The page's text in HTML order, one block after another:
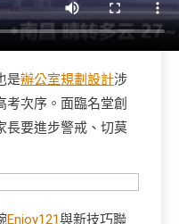
是辦公室規劃設計涉
次序。面臨名堂創
長要進步警戒、切莫
Enjoy121與新技巧聯